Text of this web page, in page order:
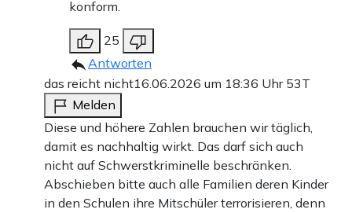
konform.
25
Antworten
das reicht nicht16.06.2026 um 18:36 Uhr 53T
Melden
Diese und höhere Zahlen brauchen wir täglich,
damit es nachhaltig wirkt. Das darf sich auch
nicht auf Schwerstkriminelle beschränken.
Abschieben bitte auch alle Familien deren Kinder
in den Schulen ihre Mitschüler terrorisieren, denn